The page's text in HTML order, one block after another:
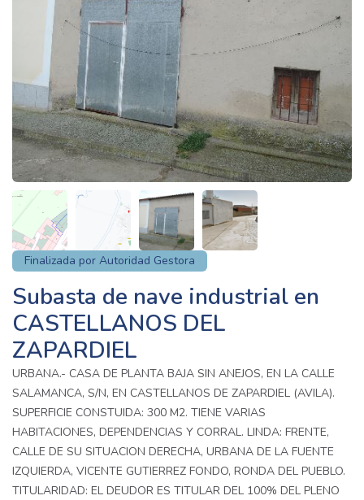
Finalizada por Autoridad Gestora
Subasta de nave industrial en
CASTELLANOS DEL
ZAPARDIEL
URBANA.- CASA DE PLANTA BAJA SIN ANEJOS, EN LA CALLE
SALAMANCA, S/N, EN CASTELLANOS DE ZAPARDIEL (AVILA).
SUPERFICIE CONSTUIDA: 300 M2. TIENE VARIAS
HABITACIONES, DEPENDENCIAS Y CORRAL. LINDA: FRENTE,
CALLE DE SU SITUACION DERECHA, URBANA DE LA FUENTE
IZQUIERDA, VICENTE GUTIERREZ FONDO, RONDA DEL PUEBLO.
TITULARIDAD: EL DEUDOR ES TITULAR DEL 100% DEL PLENO